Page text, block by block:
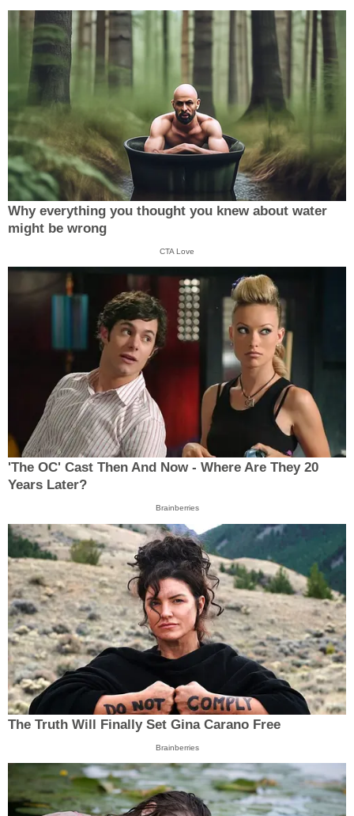
Why everything you thought you knew about water
might be wrong
CTA Love
'The OC' Cast Then And Now - Where Are They 20
Years Later?
Brainberries
The Truth Will Finally Set Gina Carano Free
Brainberries